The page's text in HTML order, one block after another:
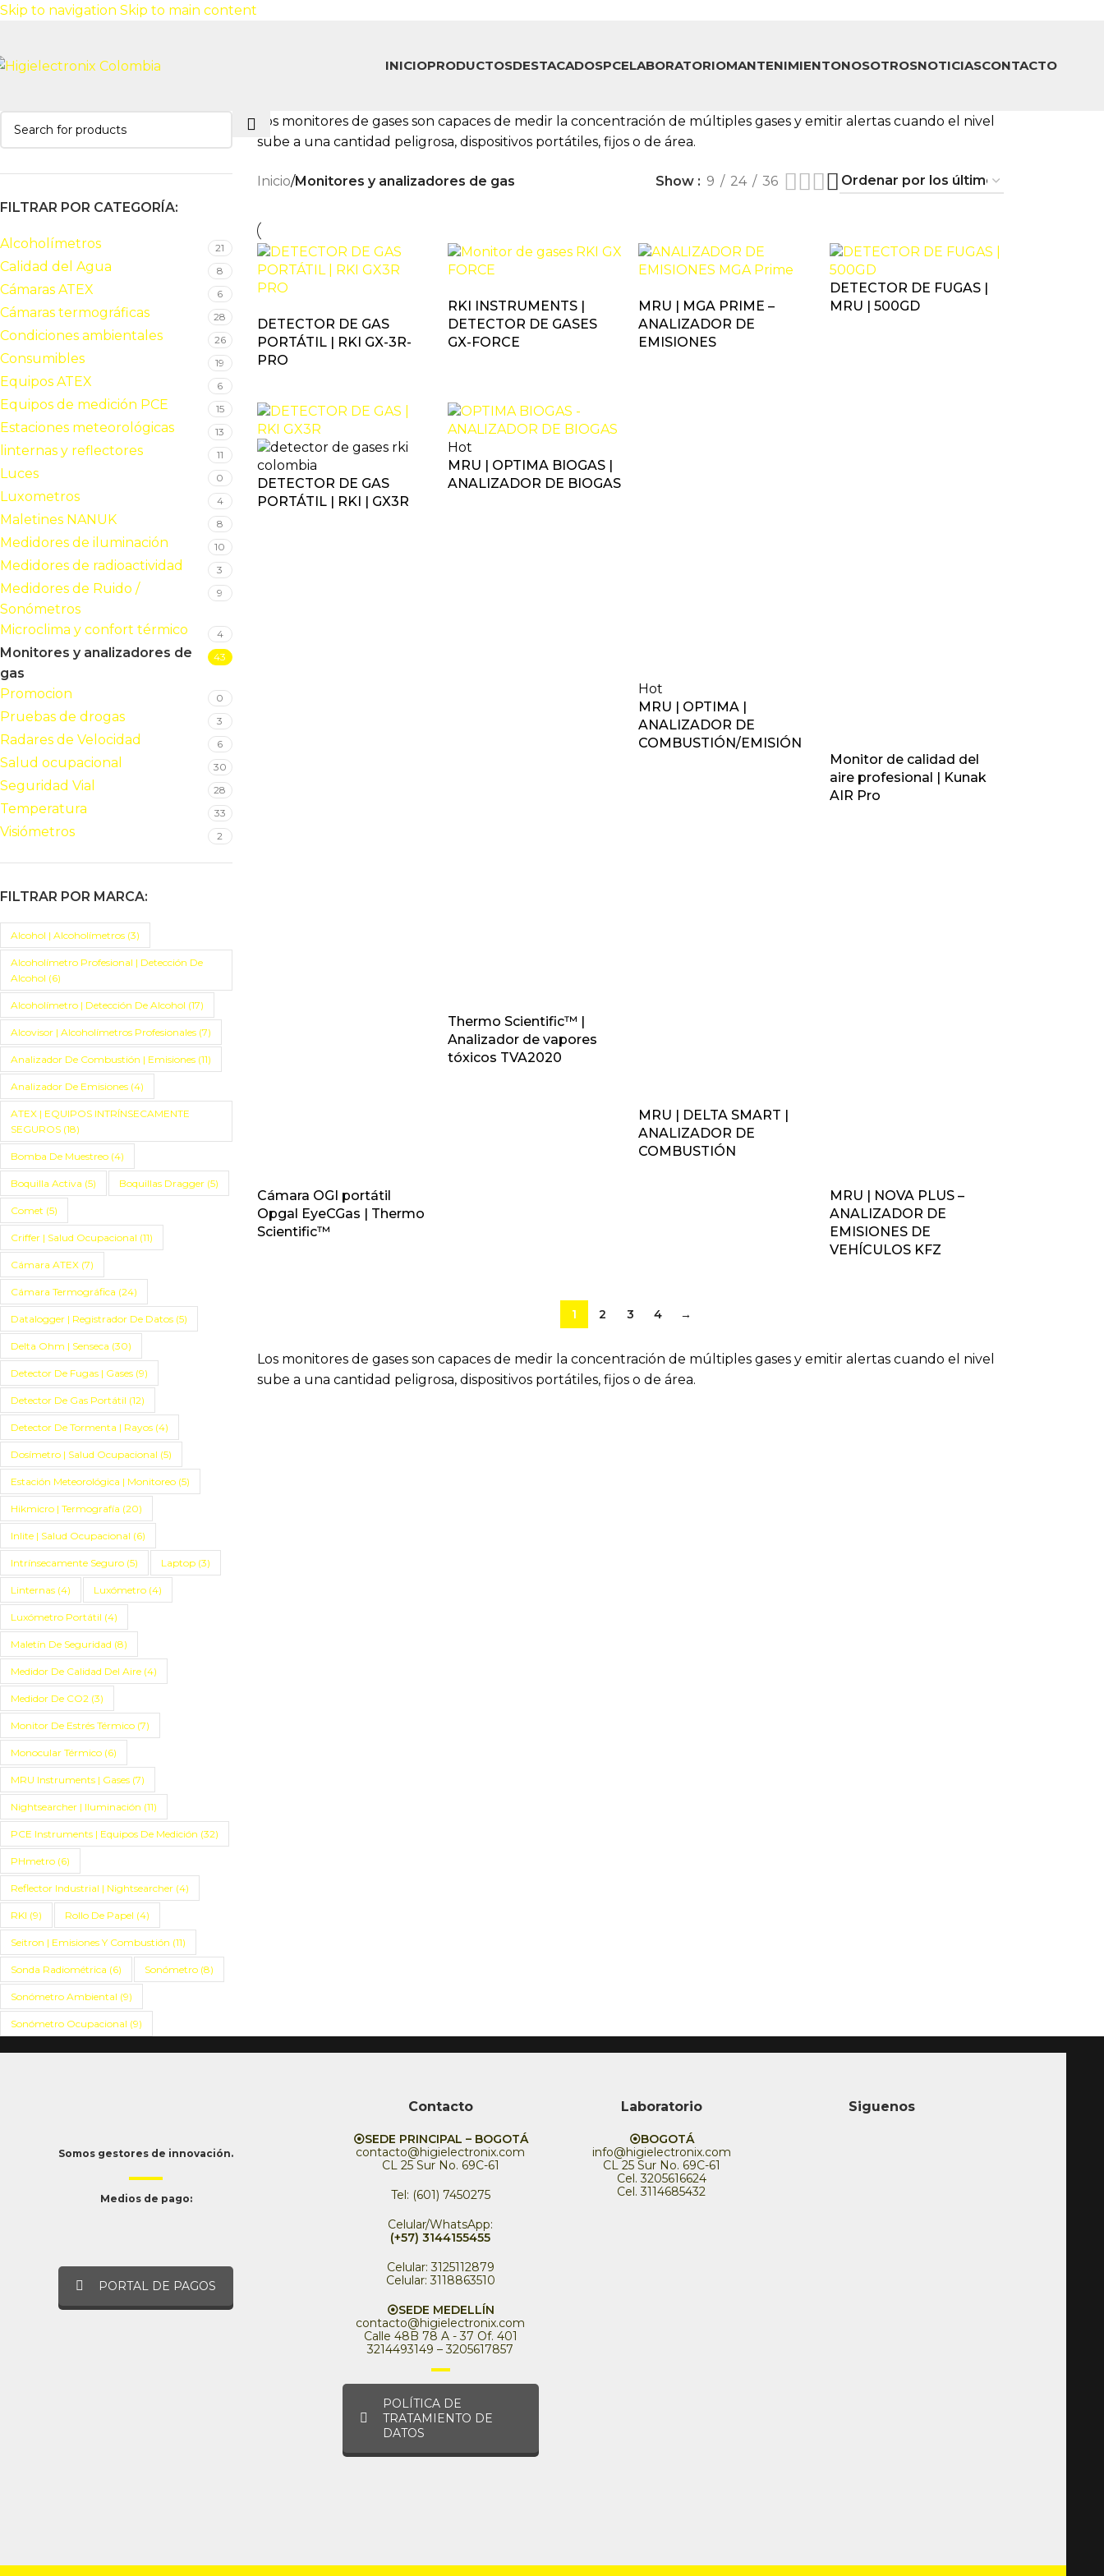
Skip to navigation Skip to main content
INICIOPRODUCTOSDESTACADOSPCELABORATORIOMANTENIMIENTONOSOTROSNOTICIASCONTACTO
FILTRAR POR CATEGORÍA:
Alcoholímetros 21
Calidad del Agua 8
Cámaras ATEX 6
Cámaras termográficas 28
Condiciones ambientales 26
Consumibles 19
Equipos ATEX 6
Equipos de medición PCE 15
Estaciones meteorológicas 13
linternas y reflectores 11
Luces 0
Luxometros 4
Maletines NANUK 8
Medidores de iluminación 10
Medidores de radioactividad 3
Medidores de Ruido /
Sonómetros
9
Microclima y confort térmico 4
Monitores y analizadores de
gas
43
Promocion 0
Pruebas de drogas 3
Radares de Velocidad 6
Salud ocupacional 30
Seguridad Vial 28
Temperatura 33
Visiómetros 2
FILTRAR POR MARCA:
Alcohol | Alcoholímetros (3)
Alcoholímetro Profesional | Detección De
Alcohol (6)
Alcoholímetro | Detección De Alcohol (17)
Alcovisor | Alcoholímetros Profesionales (7)
Analizador De Combustión | Emisiones (11)
Analizador De Emisiones (4)
ATEX | EQUIPOS INTRÍNSECAMENTE
SEGUROS (18)
Bomba De Muestreo (4)
Boquilla Activa (5) Boquillas Dragger (5)
Comet (5)
Criffer | Salud Ocupacional (11)
Cámara ATEX (7)
Cámara Termográfica (24)
Datalogger | Registrador De Datos (5)
Delta Ohm | Senseca (30)
Detector De Fugas | Gases (9)
Detector De Gas Portátil (12)
Detector De Tormenta | Rayos (4)
Dosímetro | Salud Ocupacional (5)
Estación Meteorológica | Monitoreo (5)
Hikmicro | Termografía (20)
Inlite | Salud Ocupacional (6)
Intrínsecamente Seguro (5) Laptop (3)
Linternas (4) Luxómetro (4)
Luxómetro Portátil (4)
Maletín De Seguridad (8)
Medidor De Calidad Del Aire (4)
Medidor De CO2 (3)
Monitor De Estrés Térmico (7)
Monocular Térmico (6)
MRU Instruments | Gases (7)
Nightsearcher | Iluminación (11)
PCE Instruments | Equipos De Medición (32)
PHmetro (6)
Reflector Industrial | Nightsearcher (4)
RKI (9) Rollo De Papel (4)
Seitron | Emisiones Y Combustión (11)
Sonda Radiométrica (6) Sonómetro (8)
Sonómetro Ambiental (9)
Sonómetro Ocupacional (9)
Los monitores de gases son capaces de medir la concentración de múltiples gases y emitir alertas cuando el nivel
sube a una cantidad peligrosa, dispositivos portátiles, fijos o de área.
Inicio/Monitores y analizadores de gas Show 9 24 36
DETECTOR DE GAS
PORTÁTIL | RKI GX-3R-
PRO
RKI INSTRUMENTS |
DETECTOR DE GASES
GX-FORCE
MRU | MGA PRIME –
ANALIZADOR DE
EMISIONES
DETECTOR DE FUGAS |
MRU | 500GD
DETECTOR DE GAS
PORTÁTIL | RKI | GX3R
Hot
MRU | OPTIMA BIOGAS |
ANALIZADOR DE BIOGAS
Hot
MRU | OPTIMA |
ANALIZADOR DE
COMBUSTIÓN/EMISIÓN
Monitor de calidad del
aire profesional | Kunak
AIR Pro
Cámara OGI portátil
Opgal EyeCGas | Thermo
Scientific™
Thermo Scientific™ |
Analizador de vapores
tóxicos TVA2020
MRU | DELTA SMART |
ANALIZADOR DE
COMBUSTIÓN
MRU | NOVA PLUS –
ANALIZADOR DE
EMISIONES DE
VEHÍCULOS KFZ
1 2 3 4 →
Los monitores de gases son capaces de medir la concentración de múltiples gases y emitir alertas cuando el nivel
sube a una cantidad peligrosa, dispositivos portátiles, fijos o de área.
Somos gestores de innovación.
Medios de pago:
PORTAL DE PAGOS
Contacto
⦿SEDE PRINCIPAL – BOGOTÁ
contacto@higielectronix.com
CL 25 Sur No. 69C-61
Tel: (601) 7450275
Celular/WhatsApp:
(+57) 3144155455
Celular: 3125112879
Celular: 3118863510
⦿SEDE MEDELLÍN
contacto@higielectronix.com
Calle 48B 78 A - 37 Of. 401
3214493149 – 3205617857
POLÍTICA DE
TRATAMIENTO DE
DATOS
Laboratorio
⦿BOGOTÁ
info@higielectronix.com
CL 25 Sur No. 69C-61
Cel. 3205616624
Cel. 3114685432
Siguenos